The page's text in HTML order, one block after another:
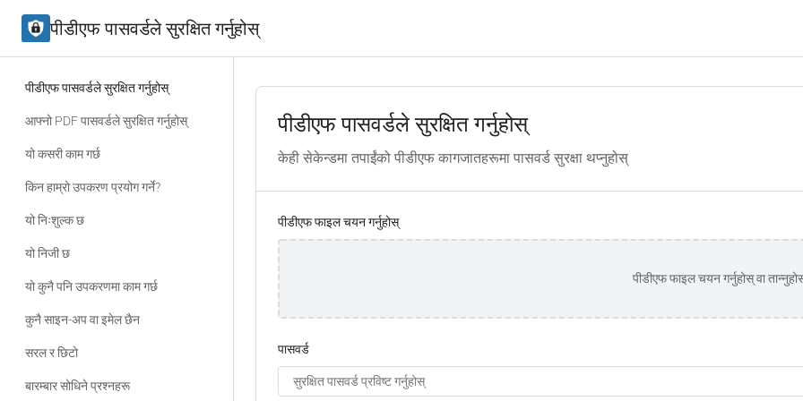
पीडीएफ पासवर्डले सुरक्षित गर्नुहोस्
पीडीएफ पासवर्डले सुरक्षित गर्नुहोस्
आफ्नो PDF पासवर्डले सुरक्षित गर्नुहोस्
यो कसरी काम गर्छ
किन हाम्रो उपकरण प्रयोग गर्ने?
यो निःशुल्क छ
यो निजी छ
यो कुनै पनि उपकरणमा काम गर्छ
कुनै साइन-अप वा इमेल छैन
सरल र छिटो
बारम्बार सोधिने प्रश्नहरू
पीडीएफ पासवर्डले सुरक्षित गर्नुहोस्
केही सेकेन्डमा तपाईंको पीडीएफ कागजातहरूमा पासवर्ड सुरक्षा थप्नुहोस्
पीडीएफ फाइल चयन गर्नुहोस्
पीडीएफ फाइल चयन गर्नुहोस् वा
पासवर्ड